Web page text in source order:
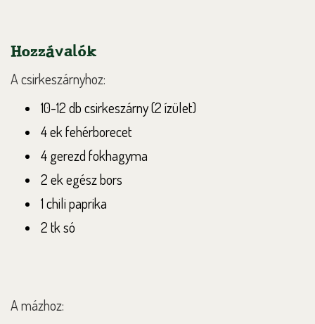
Hozzávalók
A csirkeszárnyhoz:
10-12 db csirkeszárny (2 ízület)
4 ek fehérborecet
4 gerezd fokhagyma
2 ek egész bors
1 chili paprika
2 tk só
A mázhoz: